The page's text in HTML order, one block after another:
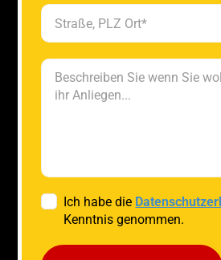
Ich habe die
Kenntnis genommen.